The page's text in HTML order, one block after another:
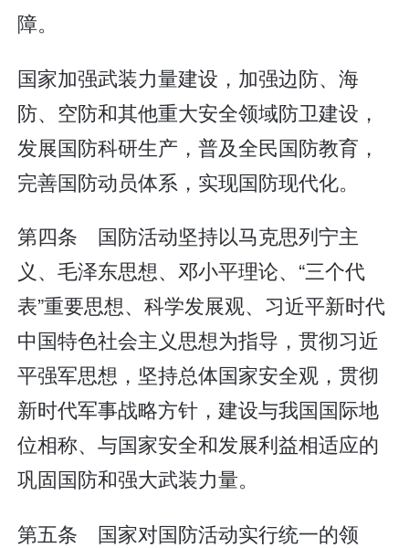
障。
国家加强武装力量建设，加强边防、海
防、空防和其他重大安全领域防卫建设，
发展国防科研生产，普及全民国防教育，
完善国防动员体系，实现国防现代化。
第四条 国防活动坚持以马克思列宁主
义、毛泽东思想、邓小平理论、“三个代
表”重要思想、科学发展观、习近平新时代
中国特色社会主义思想为指导，贯彻习近
平强军思想，坚持总体国家安全观，贯彻
新时代军事战略方针，建设与我国国际地
位相称、与国家安全和发展利益相适应的
巩固国防和强大武装力量。
第五条 国家对国防活动实行统一的领